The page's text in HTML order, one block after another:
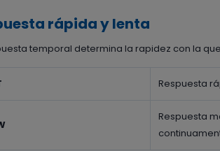
rápida y lenta
temporal determina la rapidez con la
Respuesta
Respuesta